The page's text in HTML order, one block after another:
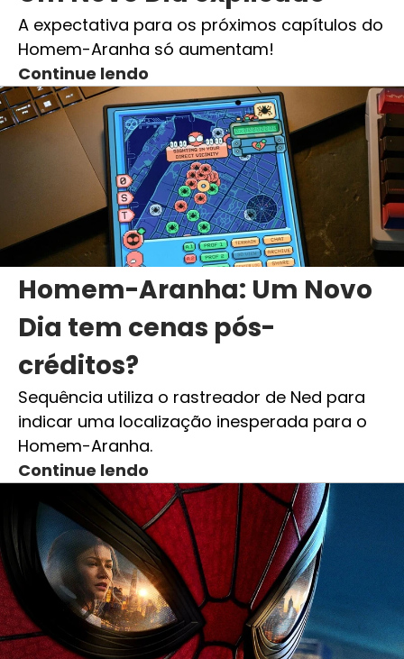
A expectativa para os próximos capítulos do
Homem-Aranha só aumentam!
Continue lendo
Homem-Aranha: Um Novo
Dia tem cenas pós-
créditos?
Sequência utiliza o rastreador de Ned para
indicar uma localização inesperada para o
Homem-Aranha.
Continue lendo